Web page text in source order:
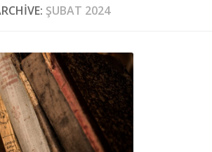
ŞUBAT 2024